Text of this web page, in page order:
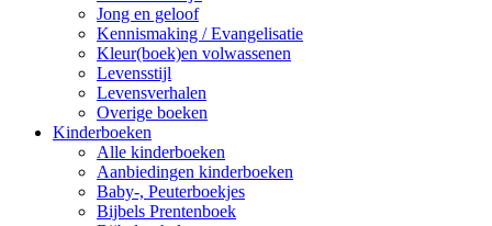
Jong en geloof
Kennismaking / Evangelisatie
Kleur(boek)en volwassenen
Levensstijl
Levensverhalen
Overige boeken
Kinderboeken
Alle kinderboeken
Aanbiedingen kinderboeken
Baby-, Peuterboekjes
Bijbels Prentenboek